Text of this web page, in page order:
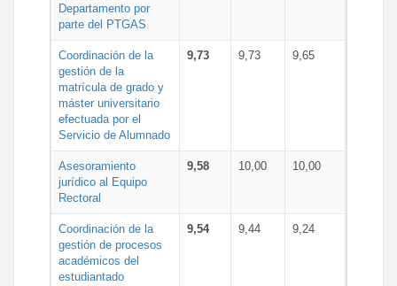
Departamento por
parte del PTGAS
Coordinación de la
gestión de la
matrícula de grado y
máster universitario
efectuada por el
Servicio de Alumnado
9,73 9,73 9,65
Asesoramiento
jurídico al Equipo
Rectoral
9,58 10,00 10,00
Coordinación de la
gestión de procesos
académicos del
estudiantado
9,54 9,44 9,24